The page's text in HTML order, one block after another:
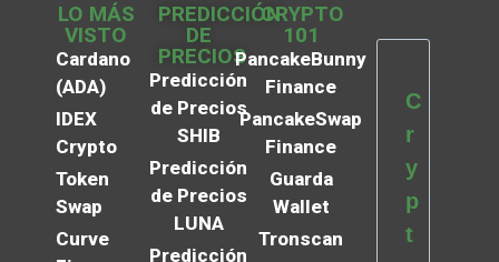
LO MÁS
VISTO
Cardano
(ADA)
IDEX
Crypto
Token
Swap
Curve
PREDICCIÓN
DE
PRECIOS
Predicción
de Precios
SHIB
Predicción
de Precios
LUNA
Predicción
CRYPTO
101
PancakeBunny
Finance
PancakeSwap
Finance
Guarda
Wallet
Tronscan
C
r
y
p
t